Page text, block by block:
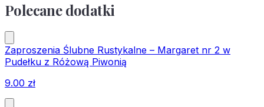
Polecane dodatki
Zaproszenia Ślubne Rustykalne – Margaret nr 2 w
Pudełku z Różową Piwonią
9.00 zł